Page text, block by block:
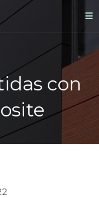
con